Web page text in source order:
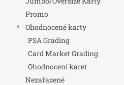
Promo
Ohodnocené karty
PSA Grading
Card Market Grading
Ohodnocení karet
Nezařazené